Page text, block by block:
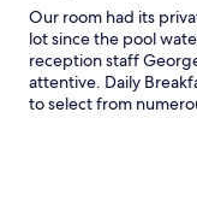
Our room had its
lot since the pool
reception staff
attentive. Daily
to select from